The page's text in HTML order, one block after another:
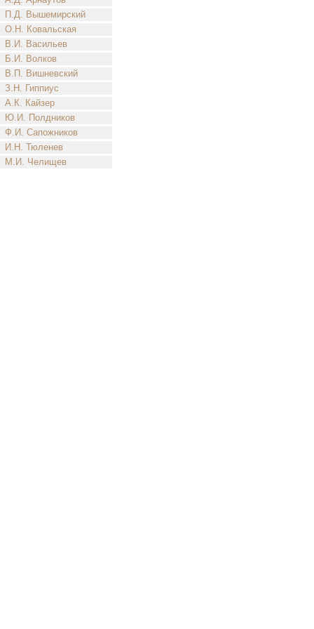
П.Д. Вышемирский
О.Н. Ковальская
В.И. Васильев
Б.И. Волков
В.П. Вишневский
З.Н. Гиппиус
А.К. Кайзер
Ю.И. Полдников
Ф.И. Сапожников
И.Н. Тюленев
М.И. Челищев